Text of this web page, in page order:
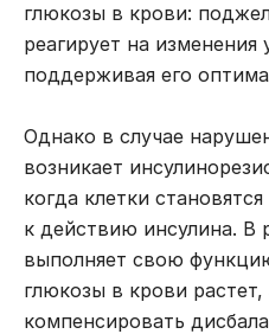
глюкозы в крови:
реагирует на изменения
поддерживая его
Однако в случае
возникает
когда клетки
к действию инсулина. В
выполняет свою
глюкозы в крови
компенсировать